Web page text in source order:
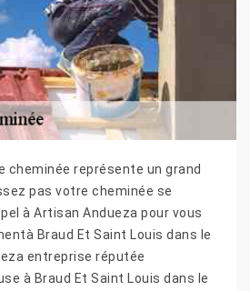
cheminée représente un grand
pas votre cheminée se
à Artisan Andueza pour vous
Braud Et Saint Louis dans le
entreprise réputée
à Braud Et Saint Louis dans le